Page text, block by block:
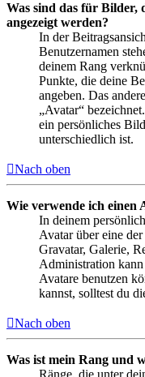
Was sind das für Bilder,
angezeigt werden?
In der
Benutzernamen
deinem Rang
Punkte, die deine
angeben. Das
„Avatar“
ein persönliches
unterschiedlich ist.
Nach oben
Wie verwende ich einen
In deinem
Avatar über eine
Gravatar, Galerie,
Administration
Avatare benutzen
kannst, solltest du
Nach oben
Was ist mein Rang und
Ränge, die unter